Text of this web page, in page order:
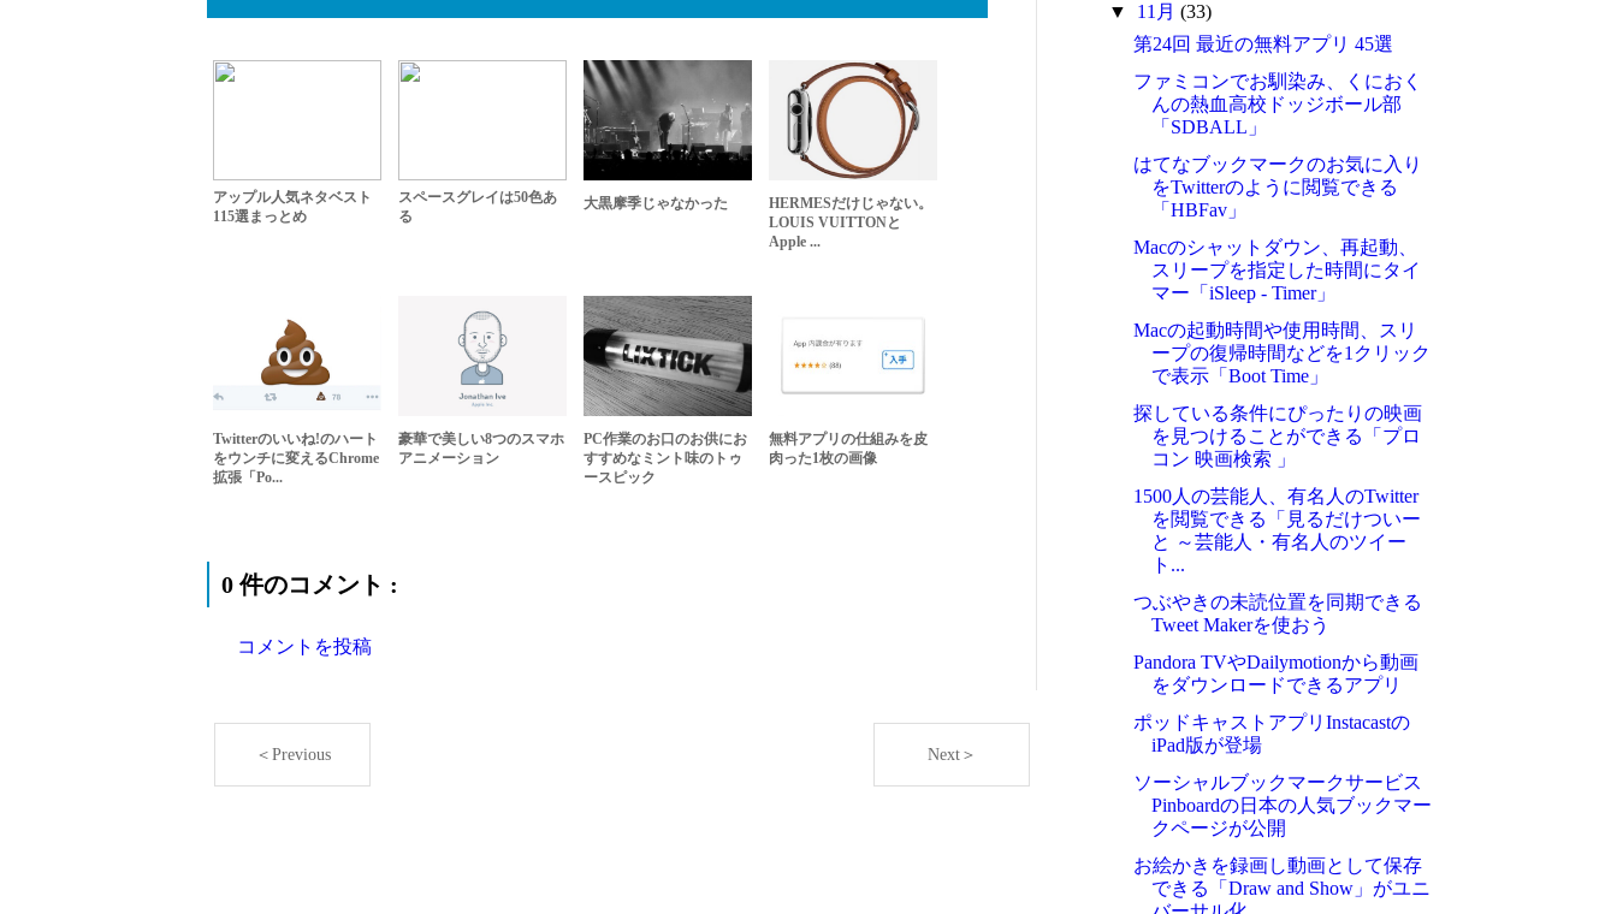
アップル人気ネタベスト
115選まっとめ
スペースグレイは50色あ
る
大黒摩季じゃなかった
HERMESだけじゃない。
LOUIS VUITTONと
Apple ...
Twitterのいいね!のハート
をウンチに変えるChrome
拡張「Po...
豪華で美しい8つのスマホ
アニメーション
PC作業のお口のお供にお
すすめなミント味のトゥ
ースピック
無料アプリの仕組みを皮
肉った1枚の画像
0 件のコメント :
コメントを投稿
＜Previous Next＞
▼ 11月(33)
第24回 最近の無料アプリ 45選
ファミコンでお馴染み、くにおく
んの熱血高校ドッジボール部
「SDBALL」
はてなブックマークのお気に入り
をTwitterのように閲覧できる
「HBFav」
Macのシャットダウン、再起動、
スリープを指定した時間にタイ
マー「iSleep - Timer」
Macの起動時間や使用時間、スリ
ープの復帰時間などを1クリック
で表示「Boot Time」
探している条件にぴったりの映画
を見つけることができる「プロ
コン 映画検索 」
1500人の芸能人、有名人のTwitter
を閲覧できる「見るだけついー
と ～芸能人・有名人のツイー
ト...
つぶやきの未読位置を同期できる
Tweet Makerを使おう
Pandora TVやDailymotionから動画
をダウンロードできるアプリ
ポッドキャストアプリInstacastの
iPad版が登場
ソーシャルブックマークサービス
Pinboardの日本の人気ブックマー
クページが公開
お絵かきを録画し動画として保存
できる「Draw and Show」がユニ